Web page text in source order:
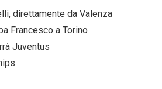
direttamente da Valenza
Francesco a Torino
Juventus